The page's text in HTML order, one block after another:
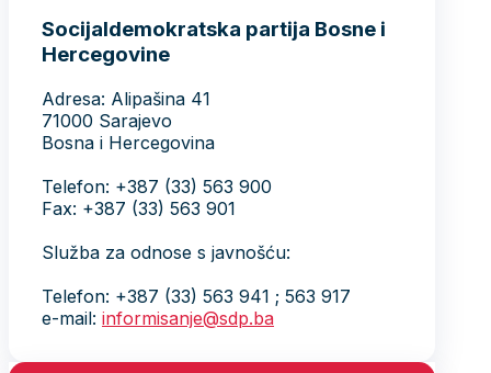
Socijaldemokratska partija Bosne i
Hercegovine
Adresa: Alipašina 41
71000 Sarajevo
Bosna i Hercegovina
Telefon: +387 (33) 563 900
Fax: +387 (33) 563 901
Služba za odnose s javnošću:
Telefon: +387 (33) 563 941 ; 563 917
e-mail: informisanje@sdp.ba